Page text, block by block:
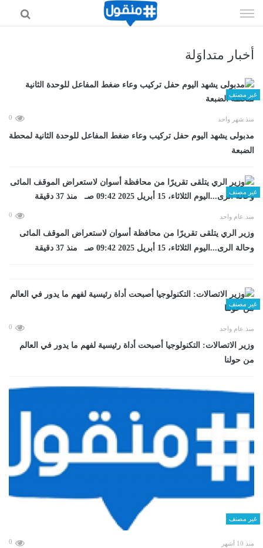
الى
أخبار متداوَلة
غير مصنف
منذ شهر واحد 0
مدبولى يشهد اليوم حفل تركيب وعاء ضغط المفاعل للوحدة الثانية لمحطة
الضبعة
غير مصنف
منذ عام واحد 0
وزير الري يتلقى تقريرًا من محافظة أسوان لاستعراض الموقف المائى
وحالة الرى...اليوم الثلاثاء، 15 أبريل 2025 09:42 صـ منذ 37 دقيقة
غير مصنف
منذ عام واحد 0
وزير الاتصالات: التكنولوجيا أصبحت أداة رئيسية لفهم ما يدور في العالم
من حولنا
غير مصنف
منذ 10 أشهر 0